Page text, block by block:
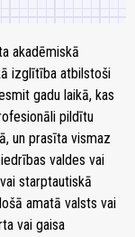
akadēmiskā
izglītība atbilstoši
gadu laikā, kas
pildītu
un prasīta vismaz
valdes vai
starptautiskā
amatā valsts vai
vai gaisa